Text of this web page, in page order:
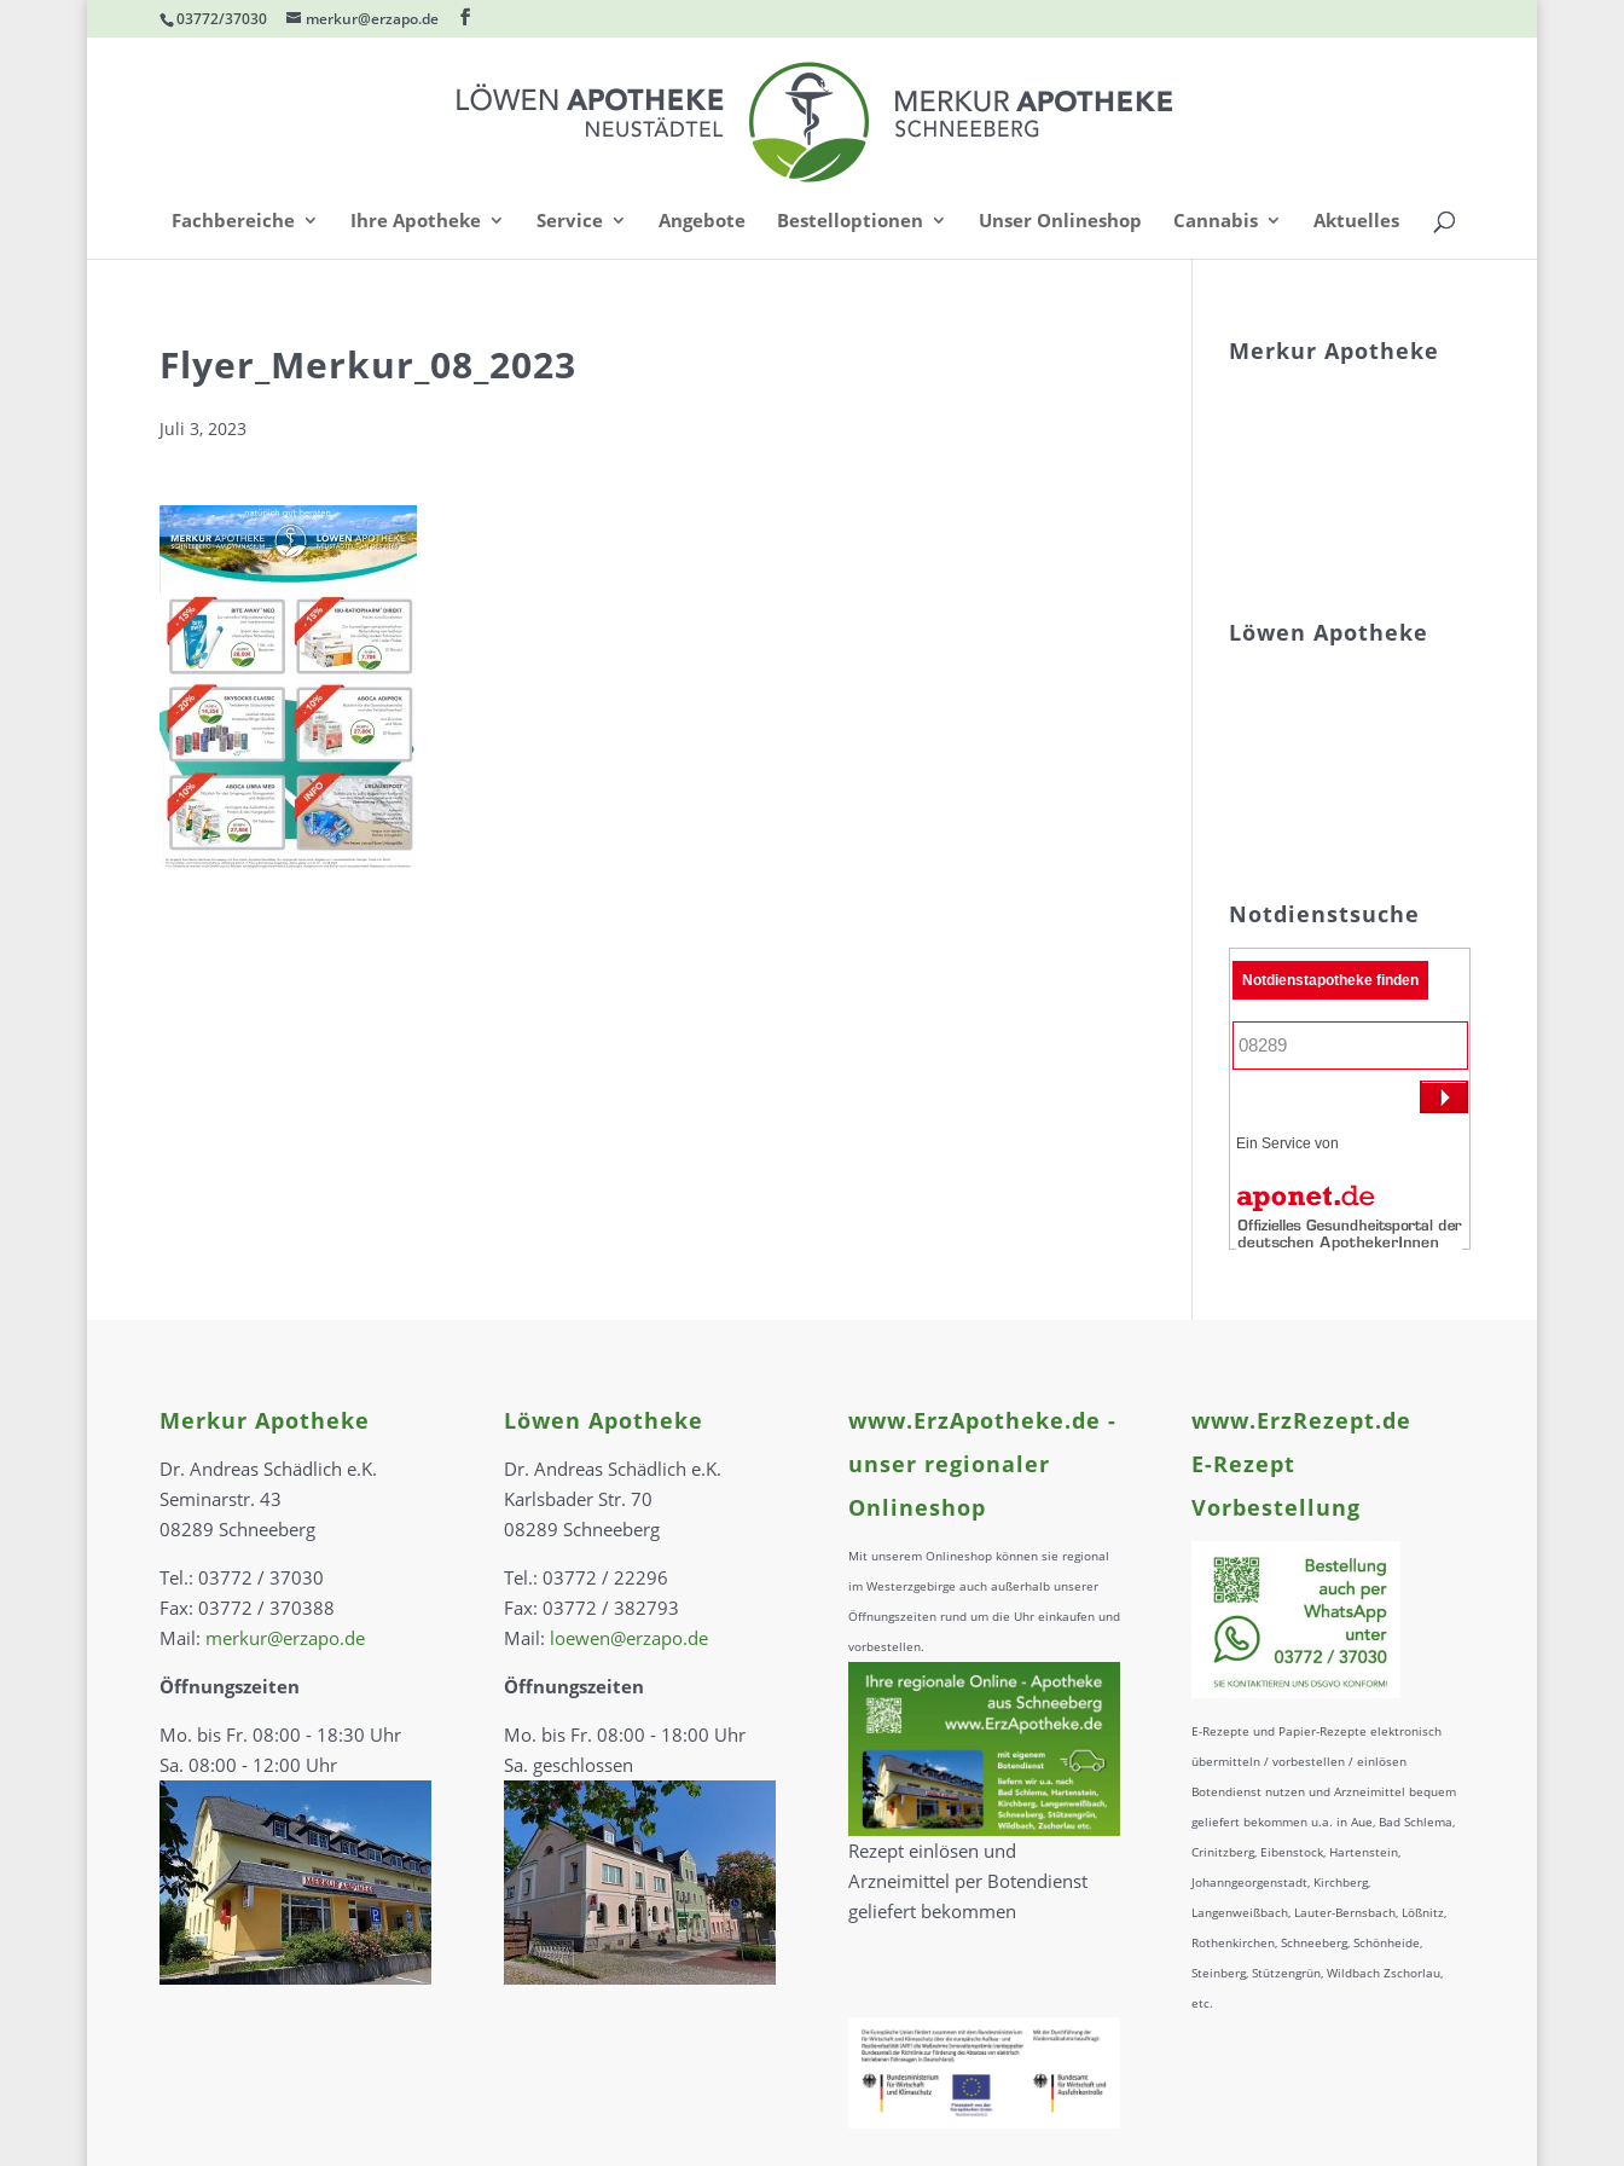
03772/37030 merkur@erzapo.de
Fachbereiche Ihre Apotheke Service Angebote Bestelloptionen Unser Onlineshop Cannabis Aktuelles
Flyer_Merkur_08_2023
Juli 3, 2023
Merkur Apotheke
Löwen Apotheke
Notdienstsuche
Notdienstapotheke finden
Ein Service von
Merkur Apotheke
Dr. Andreas Schädlich e.K.
Seminarstr. 43
08289 Schneeberg
Tel.: 03772 / 37030
Fax: 03772 / 370388
Mail: merkur@erzapo.de
Öffnungszeiten
Mo. bis Fr. 08:00 - 18:30 Uhr
Sa. 08:00 - 12:00 Uhr
Löwen Apotheke
Dr. Andreas Schädlich e.K.
Karlsbader Str. 70
08289 Schneeberg
Tel.: 03772 / 22296
Fax: 03772 / 382793
Mail: loewen@erzapo.de
Öffnungszeiten
Mo. bis Fr. 08:00 - 18:00 Uhr
Sa. geschlossen
www.ErzApotheke.de -
unser regionaler
Onlineshop
Mit unserem Onlineshop können sie regional
im Westerzgebirge auch außerhalb unserer
Öffnungszeiten rund um die Uhr einkaufen und
vorbestellen.
Rezept einlösen und
Arzneimittel per Botendienst
geliefert bekommen
www.ErzRezept.de
E-Rezept
Vorbestellung
E-Rezepte und Papier-Rezepte elektronisch
übermitteln / vorbestellen / einlösen
Botendienst nutzen und Arzneimittel bequem
geliefert bekommen u.a. in Aue, Bad Schlema,
Crinitzberg, Eibenstock, Hartenstein,
Johanngeorgenstadt, Kirchberg,
Langenweißbach, Lauter-Bernsbach, Lößnitz,
Rothenkirchen, Schneeberg, Schönheide,
Steinberg, Stützengrün, Wildbach Zschorlau,
etc.